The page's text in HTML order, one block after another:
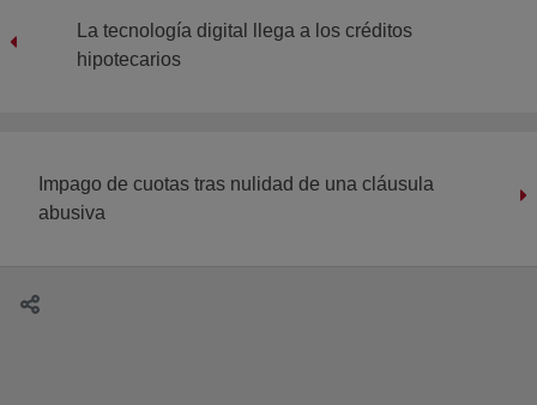
La tecnología digital llega a los créditos
hipotecarios
Impago de cuotas tras nulidad de una cláusula
abusiva